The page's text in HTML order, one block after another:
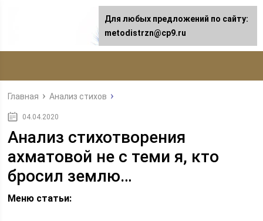
Главная Анализ стихов
04.04.2020
Анализ стихотворения
ахматовой не с теми я, кто
бросил землю…
Меню статьи:
Для любых предложений по сайту:
metodistrzn@cp9.ru